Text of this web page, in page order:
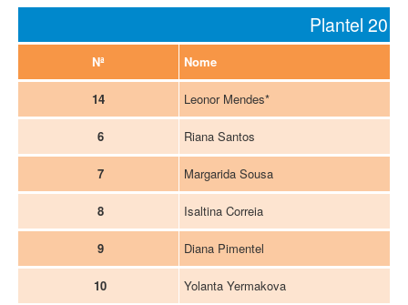
Plantel
Nª Nome
14 Leonor Mendes*
6 Riana Santos
7 Margarida Sousa
8 Isaltina Correia
9 Diana Pimentel
10 Yolanta Yermakova